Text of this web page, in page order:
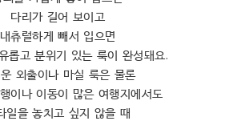
다리가 길어 보이고
내츄럴하게 빼서 입으면
롭고 분위기 있는 룩이 완성돼요.
외출이나 마실 룩은 물론
이나 이동이 많은 여행지에서도
일을 놓치고 싶지 않을 때